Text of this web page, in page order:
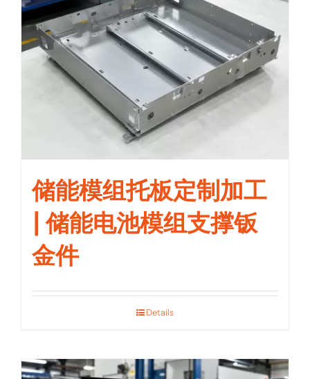
储能模组托板定制加工
| 储能电池模组支撑钣
金件
Details